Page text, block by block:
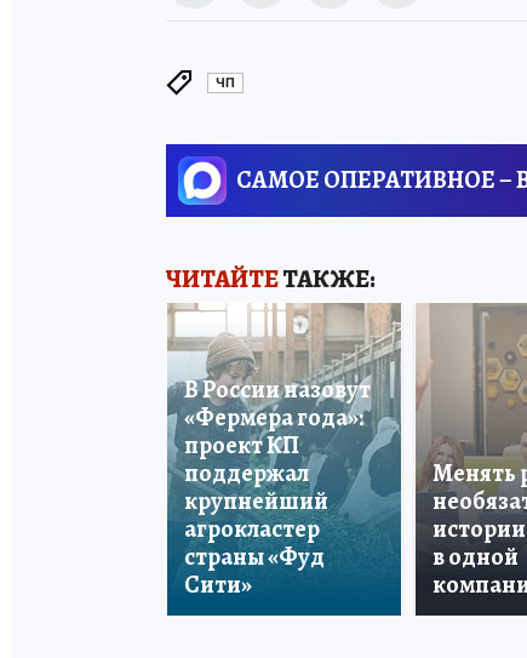
ЧП
САМОЕ ОПЕРАТИВНОЕ –
ЧИТАЙТЕТАКЖЕ:
В России назовут
«Фермера года»:
проект КП
поддержал
крупнейший
агрокластер
страны «Фуд
Сити»
Менять
в одной